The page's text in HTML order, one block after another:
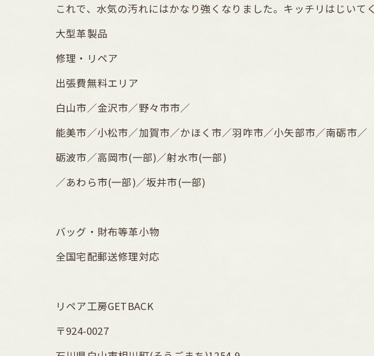
これで、水気の汚れにはかなり強くなりました。キッチリはじいてく
大型革製品
修理・リペア
出張費無料エリア
白山市／金沢市／野々市市／
能美市／小松市／加賀市／かほく市／羽咋市／小矢部市／南砺市／
砺波市／高岡市(一部)／射水市(一部)
／あわら市(一部)／坂井市(一部)
バッグ・財布等革小物
全国宅配郵送修理対応
リペア工房GETBACK
〒924-0027